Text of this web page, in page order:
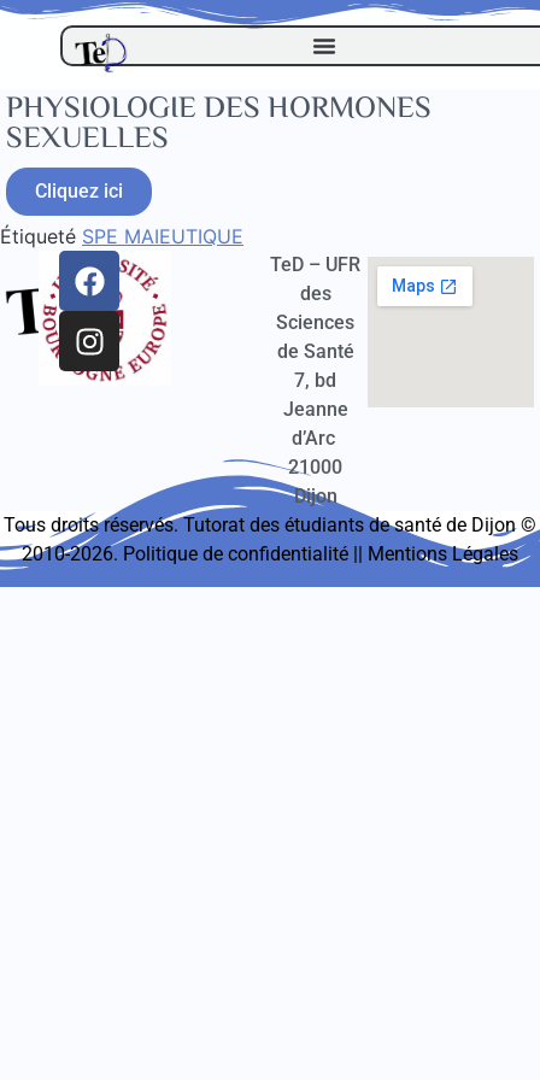
PHYSIOLOGIE DES HORMONES
SEXUELLES
Cliquez ici
Étiqueté SPE MAIEUTIQUE
TeD – UFR
des
Sciences
de Santé
7, bd
Jeanne
d’Arc
21000
Dijon
Tous droits réservés. Tutorat des étudiants de santé de Dijon ©
2010-2026. Politique de confidentialité || Mentions Légales